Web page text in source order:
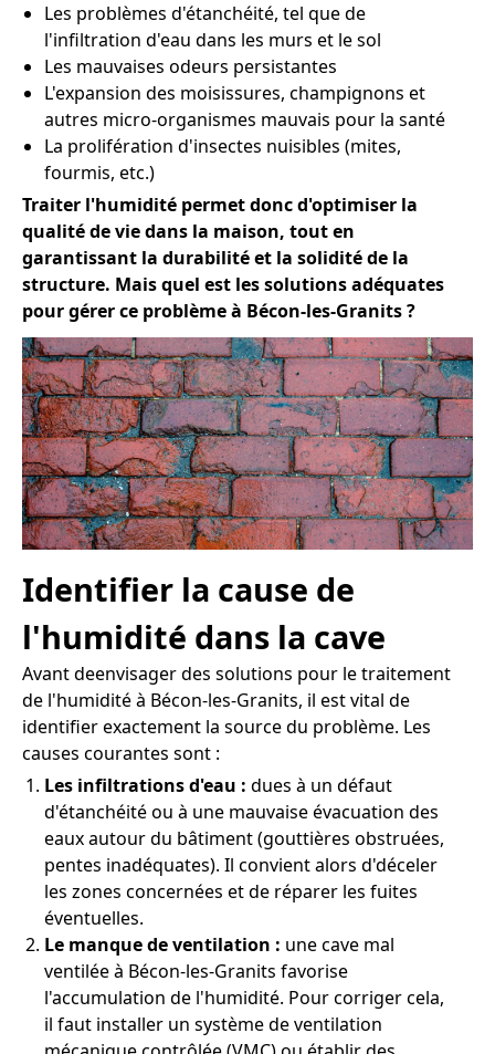
Les problèmes d'étanchéité, tel que de
l'infiltration d'eau dans les murs et le sol
Les mauvaises odeurs persistantes
L'expansion des moisissures, champignons et
autres micro-organismes mauvais pour la santé
La prolifération d'insectes nuisibles (mites,
fourmis, etc.)
Traiter l'humidité permet donc d'optimiser la
qualité de vie dans la maison, tout en
garantissant la durabilité et la solidité de la
structure. Mais quel est les solutions adéquates
pour gérer ce problème à Bécon-les-Granits ?
Identifier la cause de
l'humidité dans la cave
Avant deenvisager des solutions pour le traitement
de l'humidité à Bécon-les-Granits, il est vital de
identifier exactement la source du problème. Les
causes courantes sont :
Les infiltrations d'eau : dues à un défaut
d'étanchéité ou à une mauvaise évacuation des
eaux autour du bâtiment (gouttières obstruées,
pentes inadéquates). Il convient alors d'déceler
les zones concernées et de réparer les fuites
éventuelles.
Le manque de ventilation : une cave mal
ventilée à Bécon-les-Granits favorise
l'accumulation de l'humidité. Pour corriger cela,
il faut installer un système de ventilation